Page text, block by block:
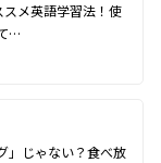
スメ英語学習法！使
…
」じゃない？食べ放